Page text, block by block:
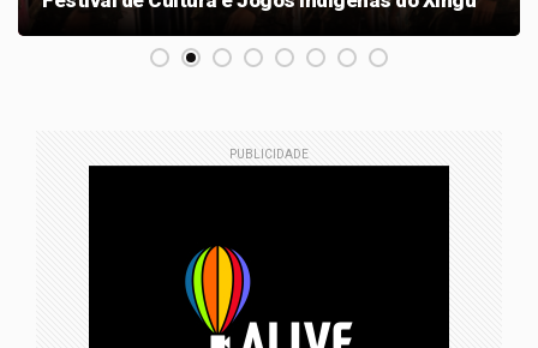
PUBLICIDADE